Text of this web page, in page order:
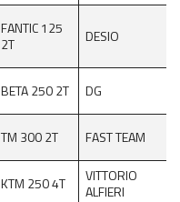
FANTIC 125
2T
DESIO
BETA 250 2T DG
TM 300 2T FAST TEAM
KTM 250 4T
VITTORIO
ALFIERI